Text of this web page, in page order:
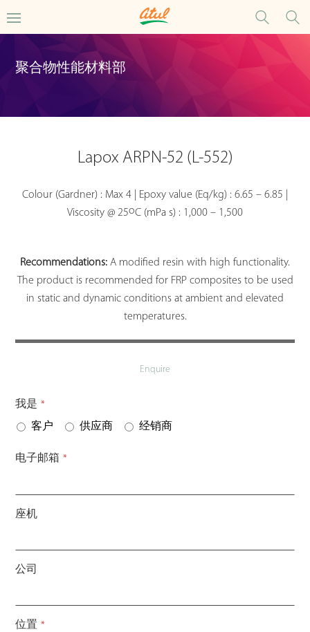
聚合物性能材料部
Lapox ARPN-52 (L-552)
Colour (Gardner) : Max 4 | Epoxy value (Eq/kg) : 6.65 – 6.85 |
Viscosity @ 25oC (mPa s) : 1,000 – 1,500
Recommendations: A modified resin with high functionality.
The product is recommended for FRP composites to be used
in static and dynamic conditions at ambient and elevated
temperatures.
Enquire
我是 *
客户 供应商 经销商
电子邮箱 *
座机
公司
位置 *